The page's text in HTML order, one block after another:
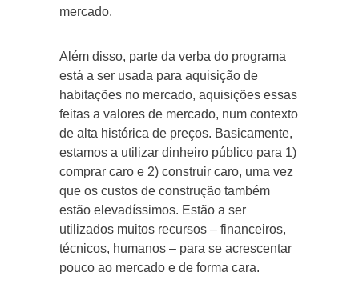
mercado.
Além disso, parte da verba do programa
está a ser usada para aquisição de
habitações no mercado, aquisições essas
feitas a valores de mercado, num contexto
de alta histórica de preços. Basicamente,
estamos a utilizar dinheiro público para 1)
comprar caro e 2) construir caro, uma vez
que os custos de construção também
estão elevadíssimos. Estão a ser
utilizados muitos recursos – financeiros,
técnicos, humanos – para se acrescentar
pouco ao mercado e de forma cara.